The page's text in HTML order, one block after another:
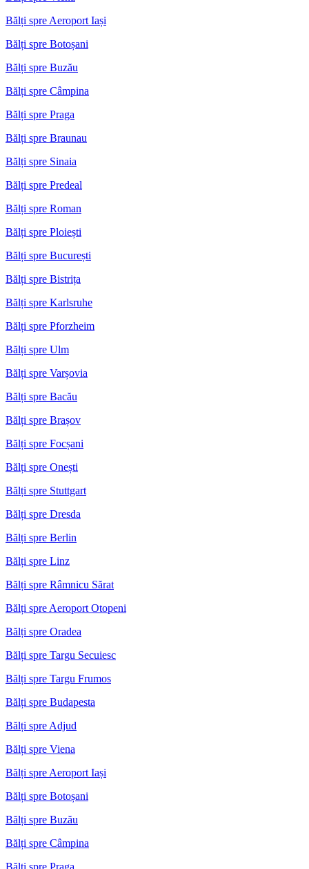
Bălți spre Aeroport Iași
Bălți spre Botoșani
Bălți spre Buzău
Bălți spre Câmpina
Bălți spre Praga
Bălți spre Braunau
Bălți spre Sinaia
Bălți spre Predeal
Bălți spre Roman
Bălți spre Ploiești
Bălți spre București
Bălți spre Bistrița
Bălți spre Karlsruhe
Bălți spre Pforzheim
Bălți spre Ulm
Bălți spre Varșovia
Bălți spre Bacău
Bălți spre Brașov
Bălți spre Focșani
Bălți spre Onești
Bălți spre Stuttgart
Bălți spre Dresda
Bălți spre Berlin
Bălți spre Linz
Bălți spre Râmnicu Sărat
Bălți spre Aeroport Otopeni
Bălți spre Oradea
Bălți spre Targu Secuiesc
Bălți spre Targu Frumos
Bălți spre Budapesta
Bălți spre Adjud
Bălți spre Viena
Bălți spre Aeroport Iași
Bălți spre Botoșani
Bălți spre Buzău
Bălți spre Câmpina
Bălți spre Praga